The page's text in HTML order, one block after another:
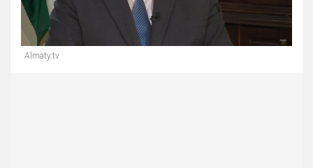
Almaty.tv